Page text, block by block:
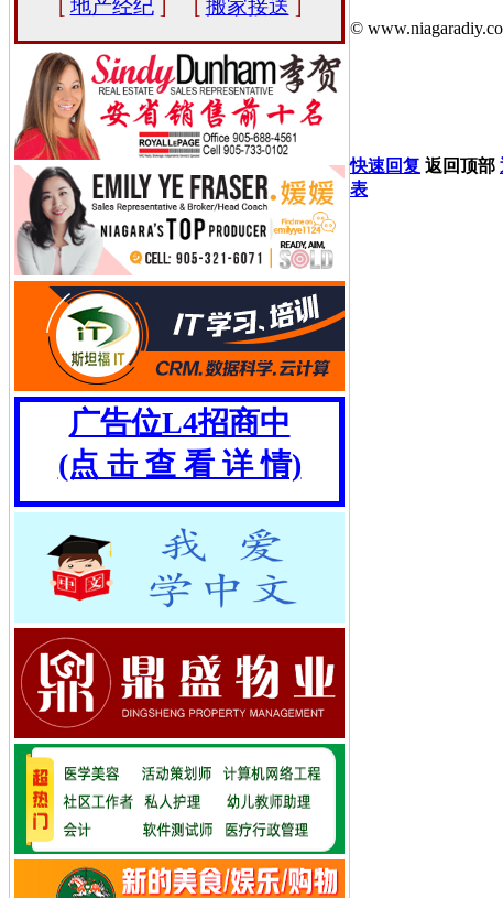
[ 地产经纪] [ 搬家接送 ]
广告位L4招商中
(点 击 查 看 详 情)
©
快速回复 返回顶部
表